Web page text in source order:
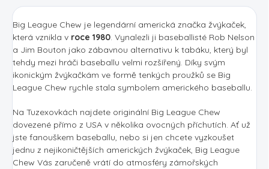
Big League Chew je legendární americká značka žvýkaček,
která vznikla v roce 1980. Vynalezli ji baseballisté Rob Nelson
a Jim Bouton jako zábavnou alternativu k tabáku, který byl
tehdy mezi hráči baseballu velmi rozšířený. Díky svým
ikonickým žvýkačkám ve formě tenkých proužků se Big
League Chew rychle stala symbolem amerického baseballu.
Na Tuzexovkách najdete originální Big League Chew
dovezené přímo z USA v několika ovocných příchutích. Ať už
jste fanouškem baseballu, nebo si jen chcete vyzkoušet
jednu z nejikoničtějších amerických žvýkaček, Big League
Chew Vás zaručeně vrátí do atmosféry zámořských